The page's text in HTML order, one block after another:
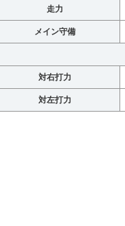
走力
メイン守備
対右打力
対左打力